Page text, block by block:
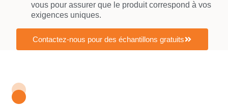
vous pour assurer que le produit correspond à vos
exigences uniques.
Contactez-nous pour des échantillons gratuits